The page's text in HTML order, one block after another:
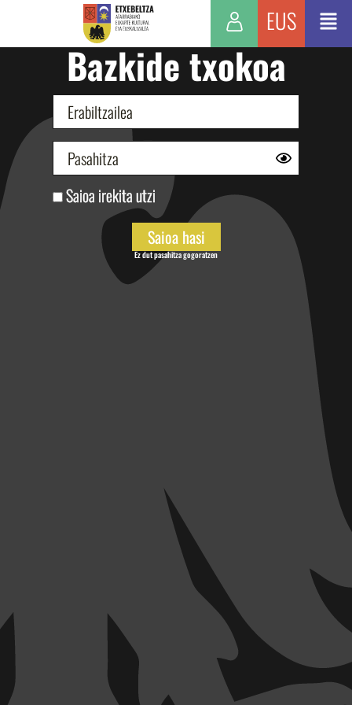
EUS
Bazkide txokoa
Saioa irekita utzi
Ez dut pasahitza gogoratzen